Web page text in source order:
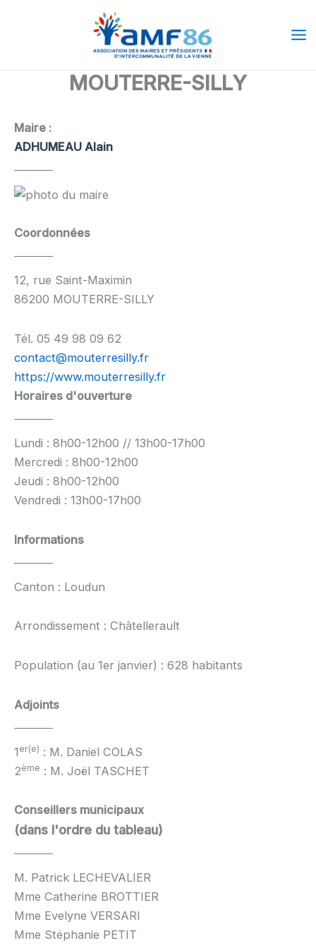
MOUTERRE-SILLY
Maire :
ADHUMEAU Alain
Coordonnées
12, rue Saint-Maximin
86200 MOUTERRE-SILLY
Tél. 05 49 98 09 62
contact@mouterresilly.fr
https://www.mouterresilly.fr
Horaires d'ouverture
Lundi : 8h00-12h00 // 13h00-17h00
Mercredi : 8h00-12h00
Jeudi : 8h00-12h00
Vendredi : 13h00-17h00
Informations
Canton : Loudun
Arrondissement : Châtellerault
Population (au 1er janvier) : 628 habitants
Adjoints
1 er(e) : M. Daniel COLAS
2ème : M. Joël TASCHET
Conseillers municipaux
(dans l'ordre du tableau)
M. Patrick LECHEVALIER
Mme Catherine BROTTIER
Mme Evelyne VERSARI
Mme Stéphanie PETIT